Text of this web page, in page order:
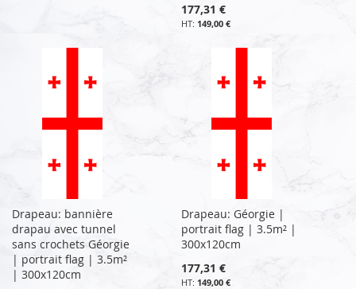
177,31 €
149,00 €
Drapeau: bannière
drapau avec tunnel
sans crochets Géorgie
| portrait flag | 3.5m²
| 300x120cm
Drapeau: Géorgie |
portrait flag | 3.5m² |
300x120cm
177,31 €
149,00 €